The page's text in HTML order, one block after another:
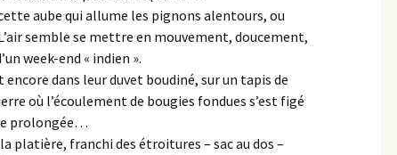
aube qui allume les pignons alentours, ou
semble se mettre en mouvement, doucement,
week-end « indien ».
dans leur duvet boudiné, sur un tapis de
où l’écoulement de bougies fondues s’est figé
prolongée…
platière, franchi des étroitures – sac au dos –